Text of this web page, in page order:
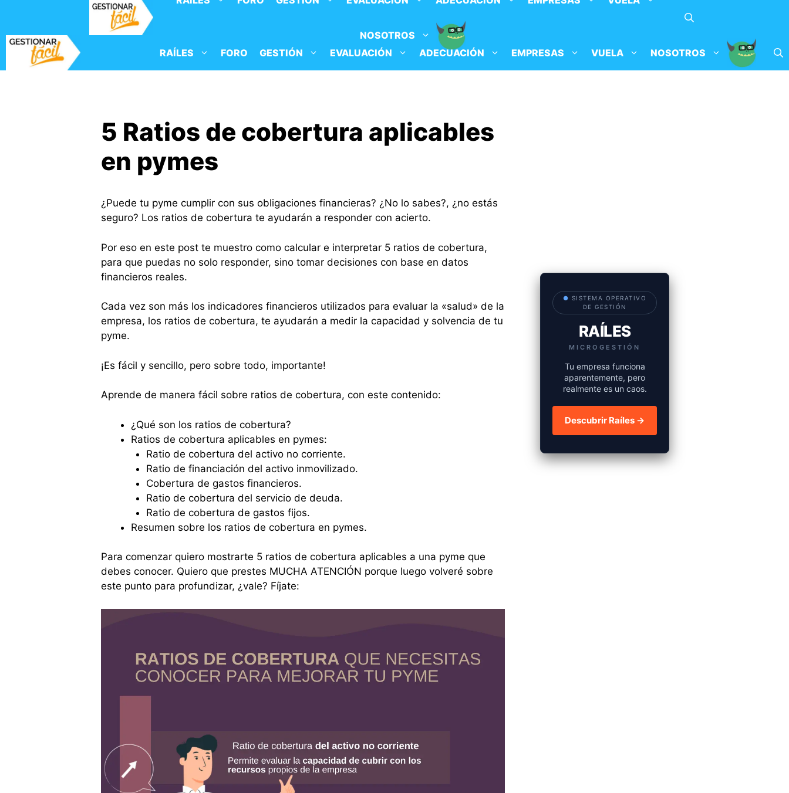
contenido
NOSOTROS
RAÍLES
FORO GESTIÓN EVALUACIÓN ADECUACIÓN EMPRESAS VUELA NOSOTROS
5 Ratios de cobertura aplicables
en pymes
¿Puede tu pyme cumplir con sus obligaciones financieras? ¿No lo sabes?, ¿no estás
seguro? Los ratios de cobertura te ayudarán a responder con acierto.
Por eso en este post te muestro como calcular e interpretar 5 ratios de cobertura,
para que puedas no solo responder, sino tomar decisiones con base en datos
financieros reales.
Cada vez son más los indicadores financieros utilizados para evaluar la «salud» de la
empresa, los ratios de cobertura, te ayudarán a medir la capacidad y solvencia de tu
pyme.
¡Es fácil y sencillo, pero sobre todo, importante!
Aprende de manera fácil sobre ratios de cobertura, con este contenido:
¿Qué son los ratios de cobertura?
Ratios de cobertura aplicables en pymes:
Ratio de cobertura del activo no corriente.
Ratio de financiación del activo inmovilizado.
Cobertura de gastos financieros.
Ratio de cobertura del servicio de deuda.
Ratio de cobertura de gastos fijos.
Resumen sobre los ratios de cobertura en pymes.
Para comenzar quiero mostrarte 5 ratios de cobertura aplicables a una pyme que
debes conocer. Quiero que prestes MUCHA ATENCIÓN porque luego volveré sobre
este punto para profundizar, ¿vale? Fíjate:
● SISTEMA OPERATIVO
DE GESTIÓN
RAÍLES
MICROGESTIÓN
Tu empresa funciona
aparentemente, pero
realmente es un caos.
Descubrir Raíles →